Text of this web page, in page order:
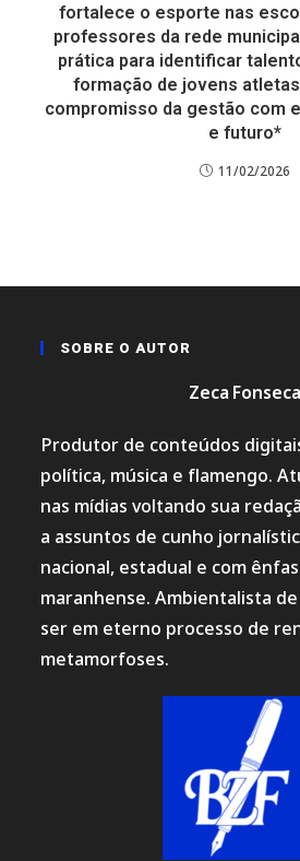
fortalece o esporte nas
professores da rede
prática para identificar
formação de jovens
compromisso da gestão com
e futuro*
11/02/2026
SOBRE O AUTOR
Zeca Fonseca
Produtor de conteúdos
política, música e flamengo.
nas mídias voltando sua
a assuntos de cunho
nacional, estadual e com
maranhense. Ambientalista
ser em eterno processo de
metamorfoses.